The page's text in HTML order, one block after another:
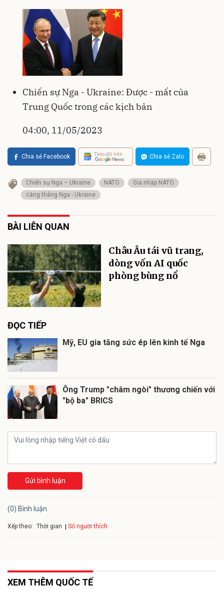
Chiến sự Nga - Ukraine: Được - mất của
Trung Quốc trong các kịch bản
04:00, 11/05/2023
Chia sẻ Facebook Theo dõi trên Chia sẻ Zalo
Chiến sự Nga – Ukraine NATO
Gia nhập NATO
căng thẳng Nga - Ukraine
BÀI LIÊN QUAN
Châu Âu tái vũ trang,
dòng vốn AI quốc
phòng bùng nổ
ĐỌC TIẾP
Mỹ, EU gia tăng sức ép lên kinh tế Nga
Ông Trump "châm ngòi" thương chiến với
"bộ ba" BRICS
Gửi bình luận
(0) Bình luận
Xếp theo: Thời gian Số người thích
XEM THÊM QUỐC TẾ